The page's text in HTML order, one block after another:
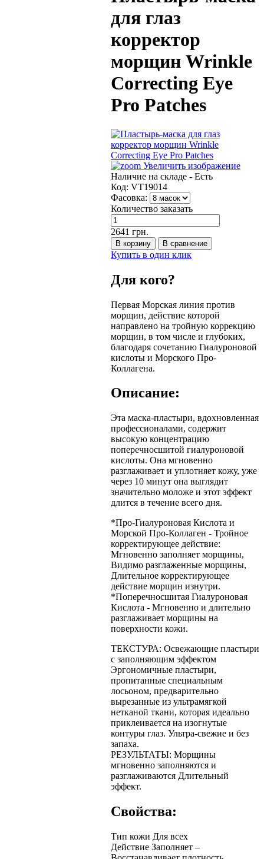
для глаз
корректор
морщин Wrinkle
Correcting Eye
Pro Patches
Увеличить изображение
Наличие на складе - Есть
Код: VT19014
Фасовка:
Количество заказать
2641 грн.
Купить в один клик
Для кого?
Первая Морская линия против
морщин, действие которой
направлено на тройную коррекцию
морщин, в том числе и глубоких,
благодаря сочетанию Гиалуроновой
кислоты и Морского Про-
Коллагена.
Описание:
Эта маска-пластыри, вдохновленная
профессионалами, содержит
высокую концентрацию
поперечносшитой гиалуроновой
кислоты. Она мгновенно
разглаживает и уплотняет кожу, уже
через 10 минут она выглядит
значительно моложе и этот эффект
длится в течение всего дня.
*Про-Гиалуроновая Кислота и
Морской Про-Коллаген - Тройное
корректирующее действие:
Мгновенно заполняет морщины,
Видимо разглаженные морщины,
Длительное корректирующее
действие морщин изнутри.
*Поперечносшитая Гиалуроновая
Кислота - Мгновенно и длительно
разглаживает морщины на
поверхности кожи.
ТЕКСТУРА: Освежающие пластыри
с заполняющим эффектом
Эргономичные пластыри,
пропитанные специальным
лосьоном, предварительно
вырезанные из ультрамягкой
нетканой ткани, которая идеально
приклеивается на изогнутые
контуры глаз. Ультра-свежие и без
запаха.
РЕЗУЛЬТАТЫ: Морщины
мгновенно заполняются и
разглаживаются Длительный
эффект.
Свойства:
Тип кожи Для всех
Действие Заполняет –